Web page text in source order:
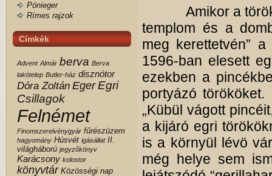
Pónieger
Rímes rajzok
Címkék
Advent Almár berva Berva
lakótelep Butler-ház disznótor
Dóra Zoltán Eger Egri
Csillagok
Felnémet
Finomszerelvénygyár fűrészüzem
hagyomány Húsvét igásállat II.
világháború jegyzőkönyv
Karácsony kolostor
könyvtár Közösségi nap
Amikor a törökök
templom és a
meg kerettetvén”
1596-ban elesett
ezekben a
portyázó
„Kübül vágott
a kijáró egri
is a környül lévö
még helye sem